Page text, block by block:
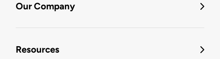
Our Company
Resources